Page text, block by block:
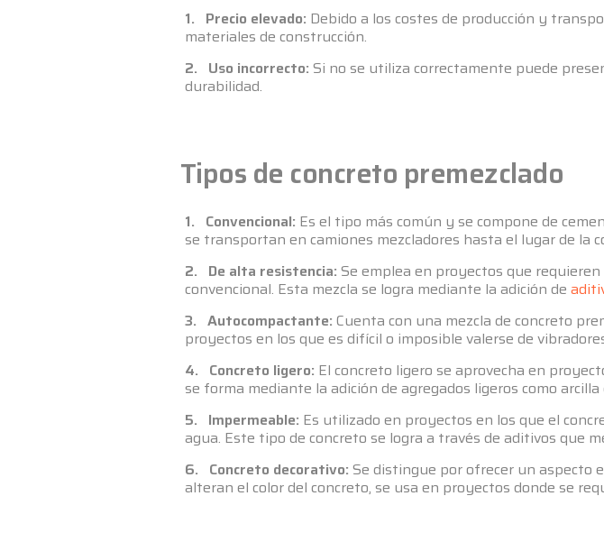
1. Precio elevado: Debido a los costes de producción y
materiales de construcción.
2. Uso incorrecto: Si no se utiliza correctamente puede
durabilidad.
Tipos de concreto premezclado
1. Convencional: Es el tipo más común y se compone de
se transportan en camiones mezcladores hasta el lugar de la
2. De alta resistencia: Se emplea en proyectos que
convencional. Esta mezcla se logra mediante la adición de
3. Autocompactante: Cuenta con una mezcla de concreto
proyectos en los que es difícil o imposible valerse de
4. Concreto ligero: El concreto ligero se aprovecha en
se forma mediante la adición de agregados ligeros como
5. Impermeable: Es utilizado en proyectos en los que el
agua. Este tipo de concreto se logra a través de aditivos que
6. Concreto decorativo: Se distingue por ofrecer un aspecto
alteran el color del concreto, se usa en proyectos donde se